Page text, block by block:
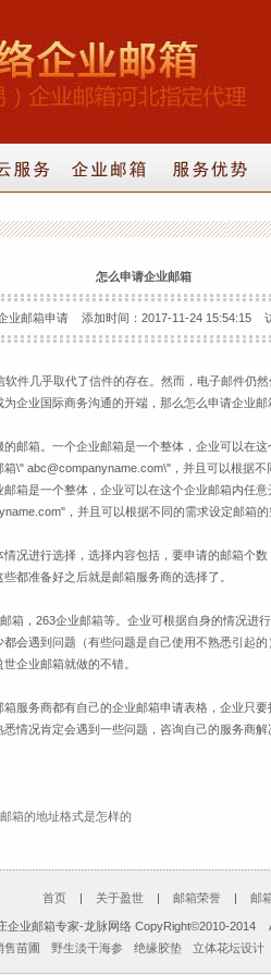
怎么申请企业邮箱
业邮箱申请 添加时间：2017-11-24 15:54:15
软件几乎取代了信件的存在。然而，电子邮件仍
企业国际商务沟通的开端，那么怎么申请企业邮
邮箱。一个企业邮箱是一个整体，企业可以在
\" abc@companyname.com\"，并且可以根据
箱是一个整体，企业可以在这个企业邮箱内任
，并且可以根据不同的需求设定邮箱的
况进行选择，选择内容包括，要申请的邮箱个
都准备好之后就是邮箱服务商的选择了。
箱， 263企业邮箱等。企业可根据自身的情况进
会遇到问题（有些问题是自己使用不熟悉引起
企业邮箱就做的不错。
服务商都有自己的企业邮箱申请表格，企业只
情况肯定会遇到一些问题，咨询自己的服务商解
箱的地址格式是怎样的
首页 | 关于盈世 | 邮箱荣誉 | 邮
企业邮箱专家-龙脉网络 CopyRight©2010-
售苗圃 野生淡干海参 绝缘胶垫 立体花坛设计